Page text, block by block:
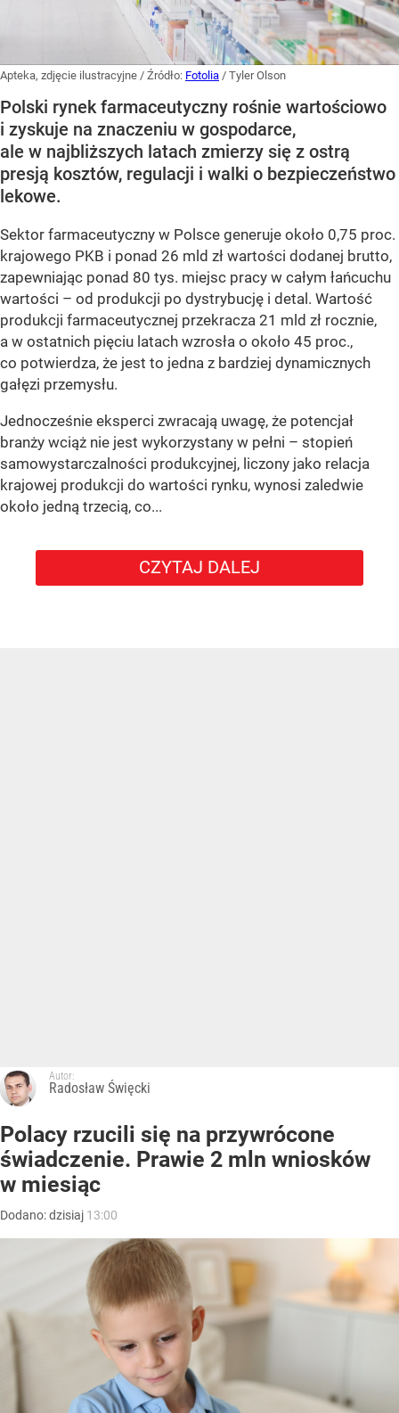
Apteka, zdjęcie ilustracyjne / Źródło: Fotolia / Tyler Olson
Polski rynek farmaceutyczny rośnie wartościowo
i zyskuje na znaczeniu w gospodarce,
ale w najbliższych latach zmierzy się z ostrą
presją kosztów, regulacji i walki o bezpieczeństwo
lekowe.
Sektor farmaceutyczny w Polsce generuje około 0,75 proc.
krajowego PKB i ponad 26 mld zł wartości dodanej brutto,
zapewniając ponad 80 tys. miejsc pracy w całym łańcuchu
wartości – od produkcji po dystrybucję i detal. Wartość
produkcji farmaceutycznej przekracza 21 mld zł rocznie,
a w ostatnich pięciu latach wzrosła o około 45 proc.,
co potwierdza, że jest to jedna z bardziej dynamicznych
gałęzi przemysłu.
Jednocześnie eksperci zwracają uwagę, że potencjał
branży wciąż nie jest wykorzystany w pełni – stopień
samowystarczalności produkcyjnej, liczony jako relacja
krajowej produkcji do wartości rynku, wynosi zaledwie
około jedną trzecią, co...
CZYTAJ DALEJ
Autor:
Radosław Święcki
Polacy rzucili się na przywrócone
świadczenie. Prawie 2 mln wniosków
w miesiąc
Dodano:dzisiaj 13:00